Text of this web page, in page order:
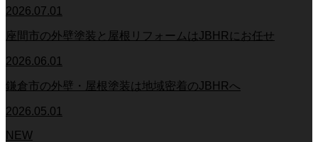
2026.07.01
座間市の外壁塗装と屋根リフォームはJBHRにお任せ
2026.06.01
鎌倉市の外壁・屋根塗装は地域密着のJBHRへ
2026.05.01
NEW